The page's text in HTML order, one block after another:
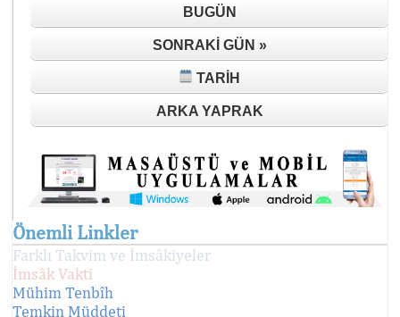
BUGÜN
SONRAKI GÜN »
TARIH
ARKA YAPRAK
Önemli Linkler
Farklı Takvim ve İmsâkiyeler
İmsâk Vakti
Mühim Tenbîh
Temkin Müddeti